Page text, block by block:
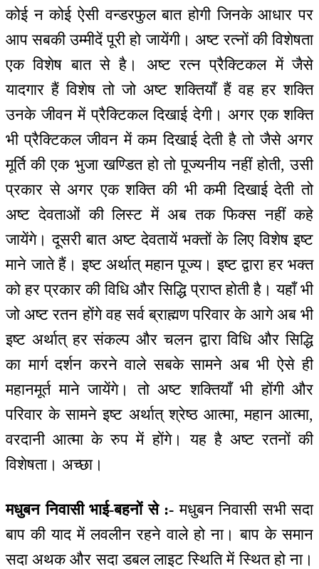
कोई न कोई ऐसी वन्डरफुल बात होगी जिनके आधार पर
आप सबकी उम्मीदें पूरी हो जायेंगी। अष्ट रत्नों की विशेषता
एक विशेष बात से है। अष्ट रत्न प्रैक्टिकल में जैसे
यादगार हैं विशेष तो जो अष्ट शक्तियाँ हैं वह हर शक्ति
उनके जीवन में प्रैक्टिकल दिखाई देगी। अगर एक शक्ति
भी प्रैक्टिकल जीवन में कम दिखाई देती है तो जैसे अगर
मूर्ति की एक भुजा खण्डित हो तो पूज्यनीय नहीं होती, उसी
प्रकार से अगर एक शक्ति की भी कमी दिखाई देती तो
अष्ट देवताओं की लिस्ट में अब तक फिक्स नहीं कहे
जायेंगे। दूसरी बात अष्ट देवतायें भक्तों के लिए विशेष इष्ट
माने जाते हैं। इष्ट अर्थात् महान पूज्य। इष्ट द्वारा हर भक्त
को हर प्रकार की विधि और सिद्धि प्राप्त होती है। यहाँ भी
जो अष्ट रतन होंगे वह सर्व ब्राह्मण परिवार के आगे अब भी
इष्ट अर्थात् हर संकल्प और चलन द्वारा विधि और सिद्धि
का मार्ग दर्शन करने वाले सबके सामने अब भी ऐसे ही
महानमूर्त माने जायेंगे। तो अष्ट शक्तियाँ भी होंगी और
परिवार के सामने इष्ट अर्थात् श्रेष्ठ आत्मा, महान आत्मा,
वरदानी आत्मा के रुप में होंगे। यह है अष्ट रतनों की
विशेषता। अच्छा।
मधुबन निवासी भाई-बहनों से :- मधुबन निवासी सभी सदा
बाप की याद में लवलीन रहने वाले हो ना। बाप के समान
सदा अथक और सदा डबल लाइट स्थिति में स्थित हो ना।